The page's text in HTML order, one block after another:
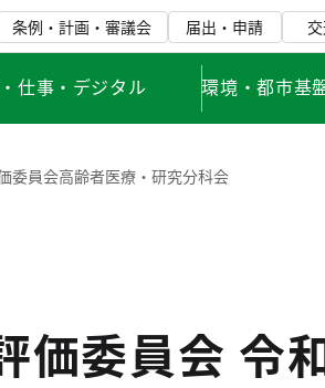
条例・計画・審議会 届出・申請
仕事・デジタル 環境・都市基
委員会高齢者医療・研究分科会
価委員会 令